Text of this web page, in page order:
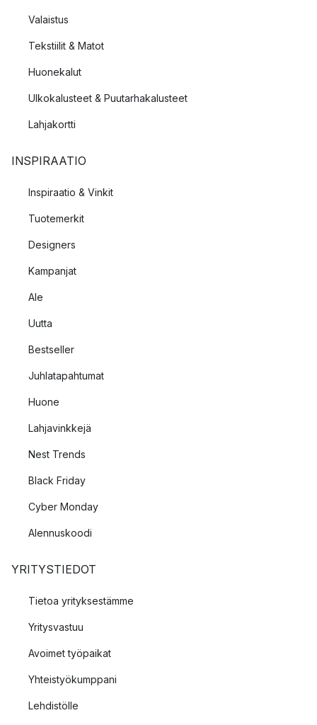
Valaistus
Tekstiilit & Matot
Huonekalut
Ulkokalusteet & Puutarhakalusteet
Lahjakortti
INSPIRAATIO
Inspiraatio & Vinkit
Tuotemerkit
Designers
Kampanjat
Ale
Uutta
Bestseller
Juhlatapahtumat
Huone
Lahjavinkkejä
Nest Trends
Black Friday
Cyber Monday
Alennuskoodi
YRITYSTIEDOT
Tietoa yrityksestämme
Yritysvastuu
Avoimet työpaikat
Yhteistyökumppani
Lehdistölle